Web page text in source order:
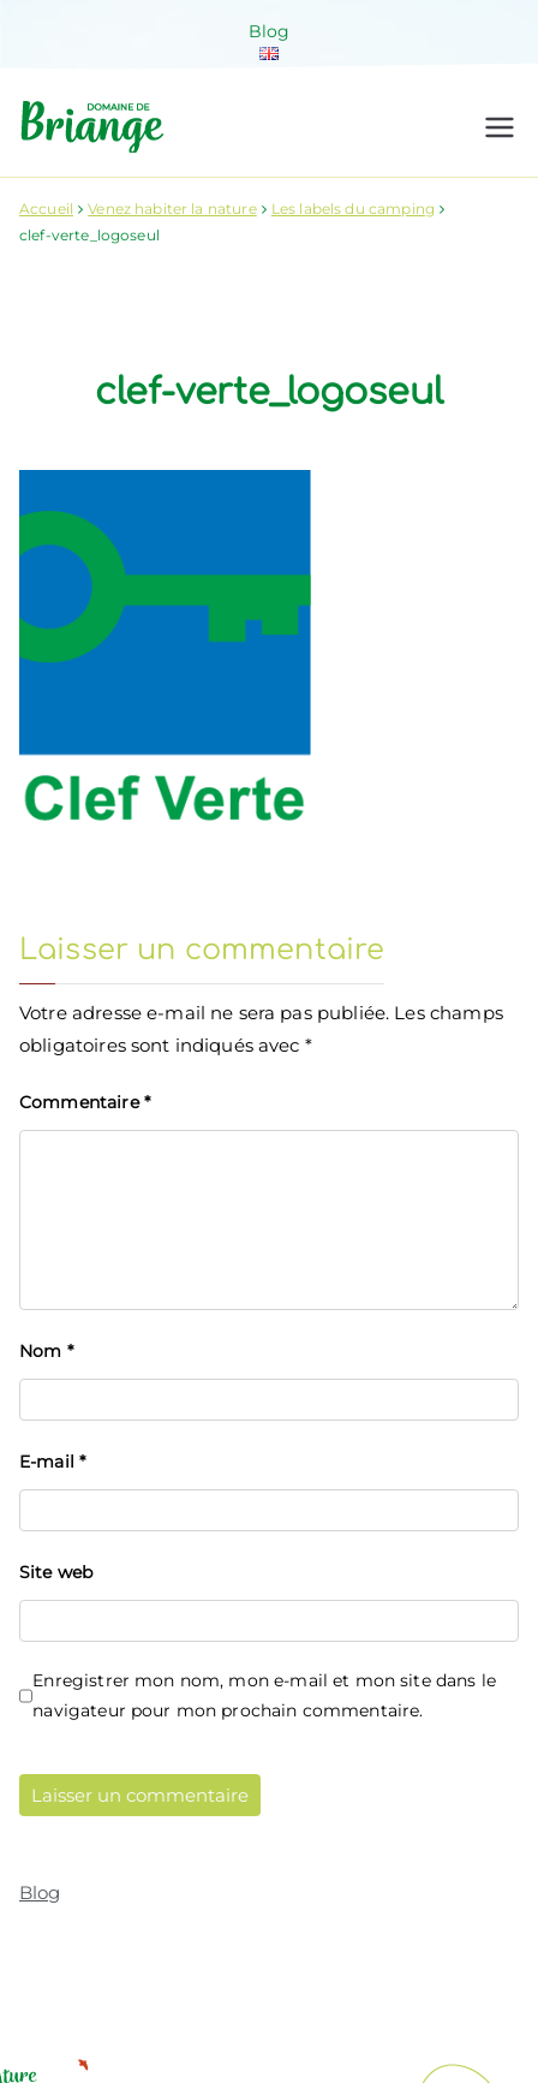
Blog
Briange
Accueil Venez habiter la nature
Les labels du camping
clef-verte_logoseul
clef-verte_logoseul
Laisser un commentaire
Votre adresse e-mail ne sera pas publiée. Les champs
obligatoires sont indiqués avec *
Commentaire*
Nom *
E-mail*
Site web
Enregistrer mon nom, mon e-mail et mon site dans le
navigateur pour mon prochain commentaire.
Blog